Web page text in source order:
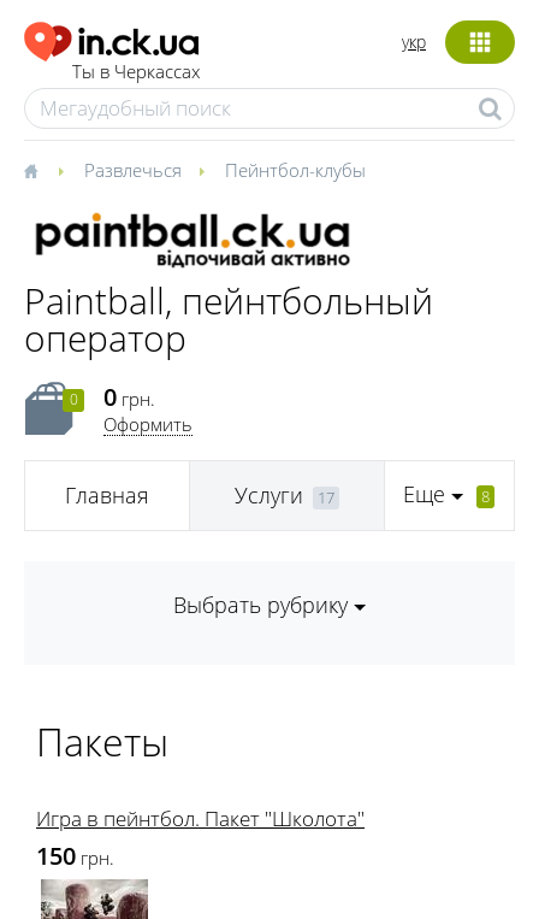
Ты в Черкассах
укр
Развлечься Пейнтбол-клубы
Paintball, пейнтбольный
оператор
0 0 грн.
Оформить
Главная Услуги 17 Еще 8
Выбрать рубрику
Пакеты
Игра в пейнтбол. Пакет "Школота"
150 грн.